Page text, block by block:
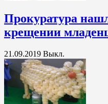
Прокуратура
крещении
21.09.2019 Выкл.